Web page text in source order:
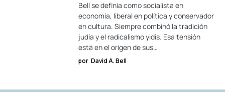
Bell se definía como socialista en
economía, liberal en política y conservador
en cultura. Siempre combinó la tradición
judía y el radicalismo yidis. Esa tensión
está en el origen de sus…
por David A. Bell